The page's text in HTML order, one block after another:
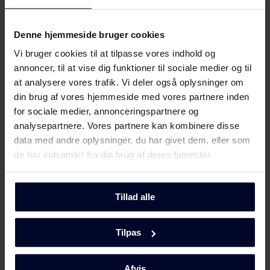
Denne hjemmeside bruger cookies
Vi bruger cookies til at tilpasse vores indhold og
annoncer, til at vise dig funktioner til sociale medier og til
at analysere vores trafik. Vi deler også oplysninger om
din brug af vores hjemmeside med vores partnere inden
for sociale medier, annonceringspartnere og
analysepartnere. Vores partnere kan kombinere disse
data med andre oplysninger, du har givet dem, eller som
de har indsamlet fra din brug af deres tjenester.
Tillad alle
Tilpas
Energilabel
Produktdatablad
Produktinformation
(DK,EN,FI,SV,NO)
Download
Brugervejledning
advarsler (DK)
Download
Sikkerhedsoplysninger og
advarsler (NO)
Sikkerhedsoplysninger og
Vis mere
MødGRAM